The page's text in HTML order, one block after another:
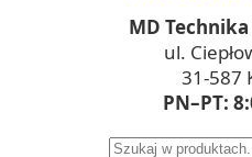
MD
ul.
31-587
PN–PT: